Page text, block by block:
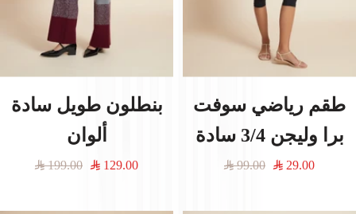
طقم رياضي سوفت
برا وليجن 3/4 سادة
السعر
29.00
السعر
99.00
بنطلون طويل سادة
ألوان
السعر
129.00
السعر
199.00